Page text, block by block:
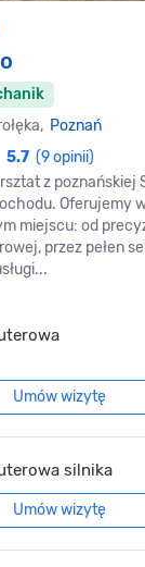
Poznań
5.7 (9 opinii)
z poznańskiej
Oferujemy
miejscu: od
przez pełen
Umów wizytę
silnika
Umów wizytę